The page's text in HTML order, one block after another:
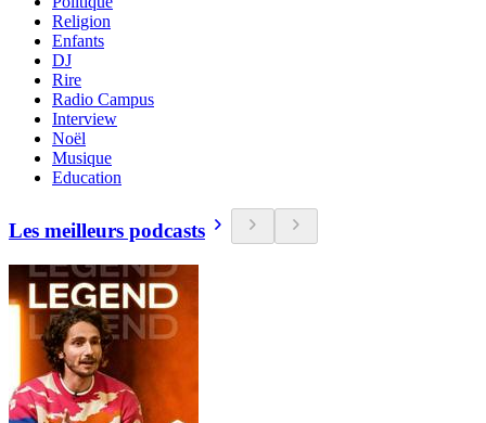
Religion
Enfants
DJ
Rire
Radio Campus
Interview
Noël
Musique
Education
Les meilleurs podcasts